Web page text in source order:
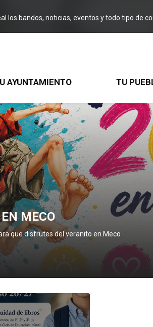
los bandos, noticias, eventos y todo tipo de
AYUNTAMIENTO TU
MECO
que disfrutes del veranito en Meco